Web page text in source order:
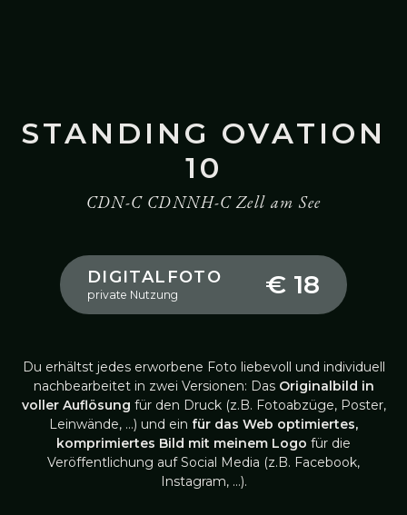
STANDING OVATION
10
CDN-C CDNNH-C Zell am See
DIGITALFOTO
private Nutzung € 18
Du erhältst jedes erworbene Foto liebevoll und individuell
nachbearbeitet in zwei Versionen: Das Originalbild in
voller Auflösung für den Druck (z.B. Fotoabzüge, Poster,
Leinwände, …) und ein für das Web optimiertes,
komprimiertes Bild mit meinem Logo für die
Veröffentlichung auf Social Media (z.B. Facebook,
Instagram, …).